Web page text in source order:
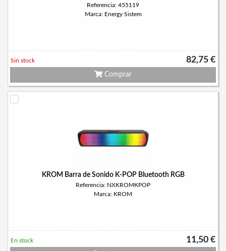
Referencia: 455119
Marca: Energy Sistem
82,75 €
Sin stock
Comprar
KROM Barra de Sonido K-POP Bluetooth RGB
Referencia: NXKROMKPOP
Marca: KROM
11,50 €
En stock